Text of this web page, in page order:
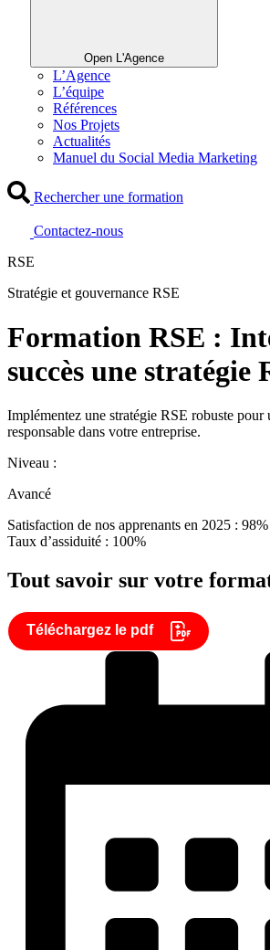
Open L'Agence
L’Agence
L’équipe
Références
Nos Projets
Actualités
Manuel du Social Media Marketing
Rechercher une formation
Contactez-nous
RSE
Stratégie et gouvernance RSE
Formation RSE :
succès une stratégie
Implémentez une stratégie RSE robuste pour
responsable dans votre entreprise.
Niveau :
Avancé
Satisfaction de nos apprenants en 2025 : 98%
Taux d’assiduité : 100%
Tout savoir sur votre
Téléchargez le pdf